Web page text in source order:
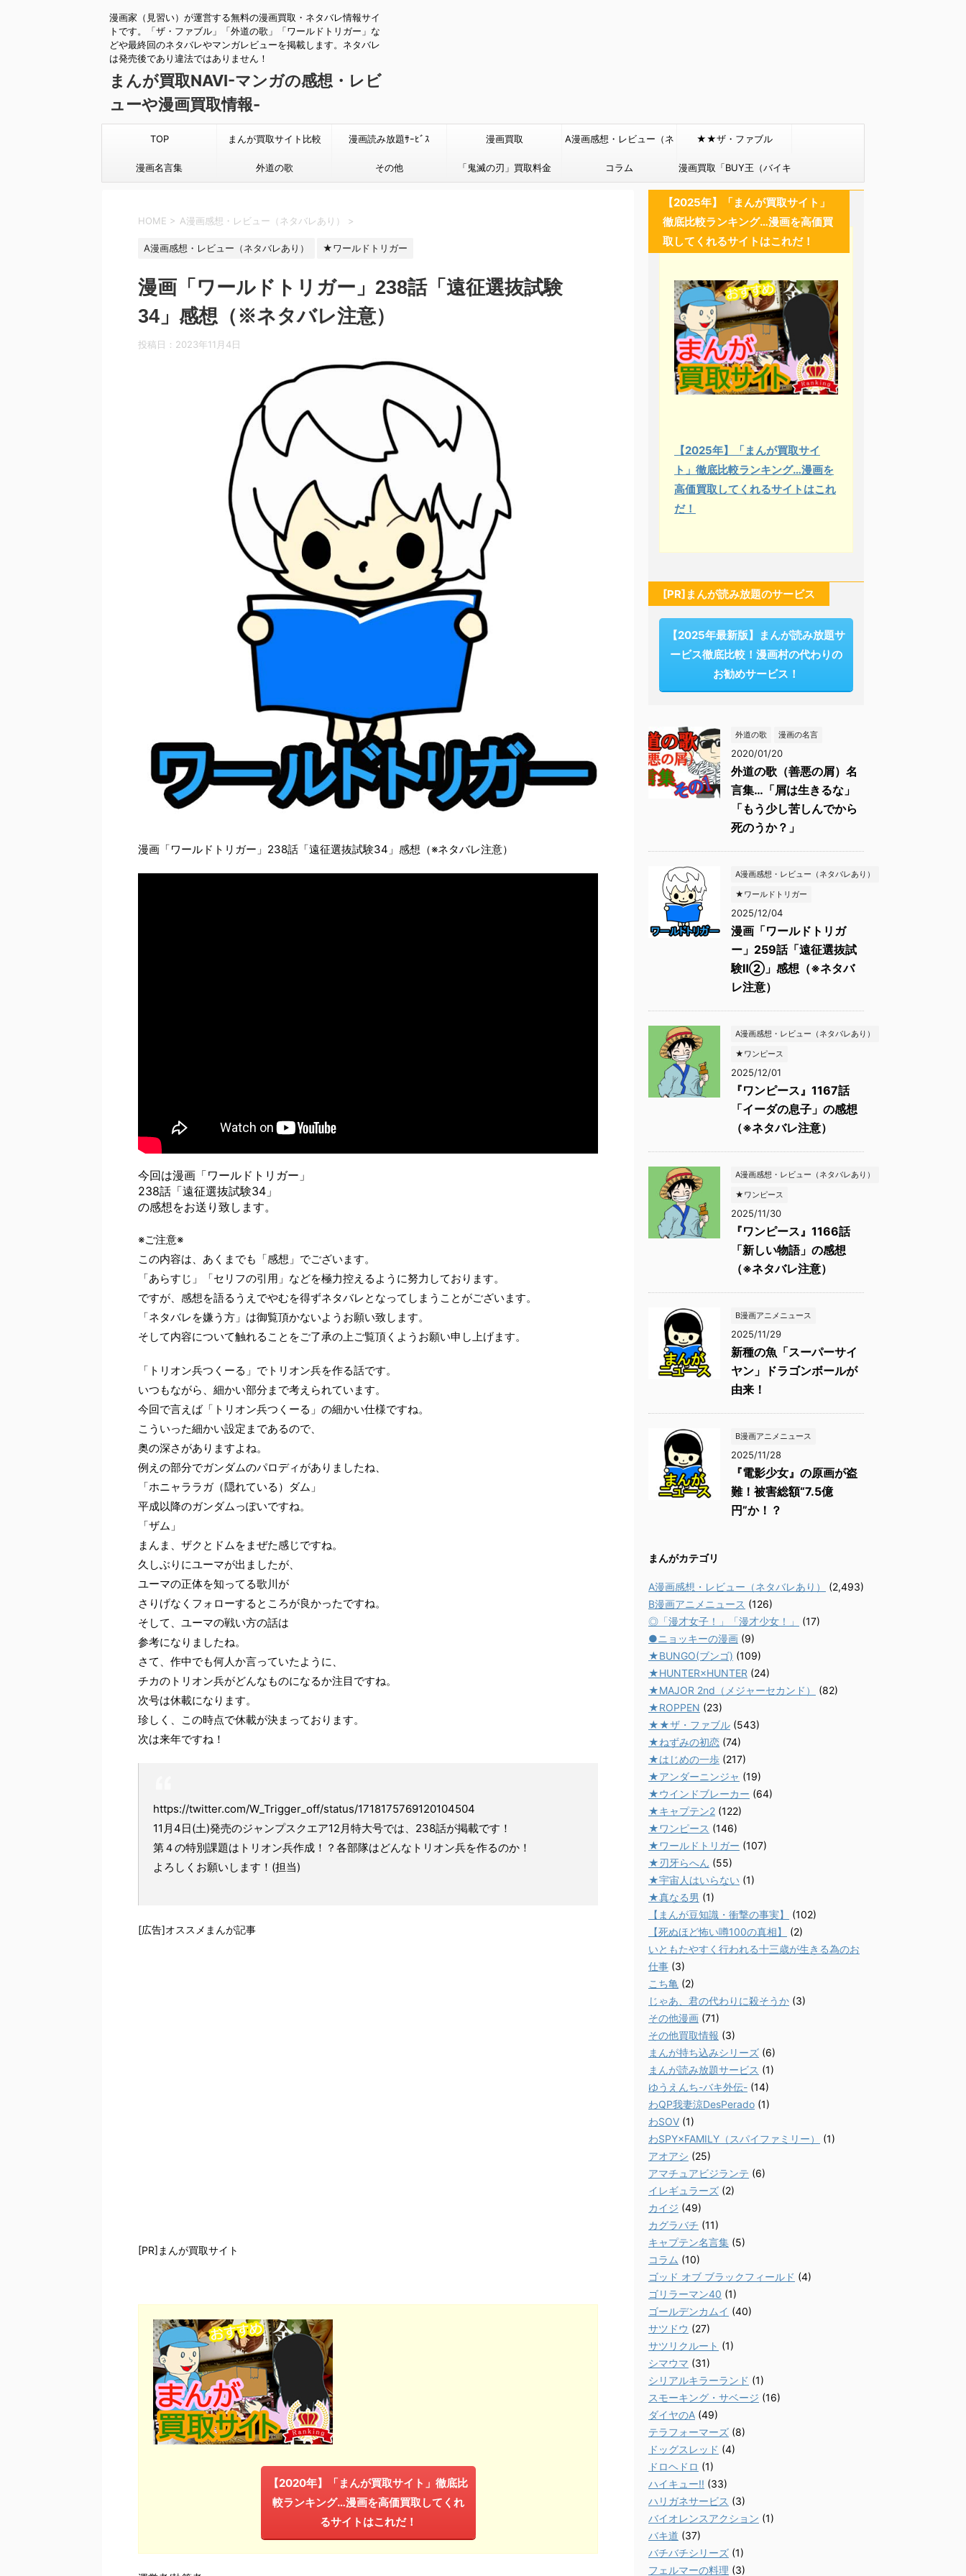
漫画家（見習い）が運営する無料の漫画買取・ネタバレ情報サイ
トです。「ザ・ファブル」「外道の歌」「ワールドトリガー」な
どや最終回のネタバレやマンガレビューを掲載します。ネタバレ
は発売後であり違法ではありません！
まんが買取NAVI-マンガの感想・レビ
ューや漫画買取情報-
TOP まんが買取サイト比較 漫画読み放題ｻｰﾋﾞｽ 漫画買取 A漫画感想・レビュー（ネ
タバレあり）
★★ザ・ファブル
漫画名言集 外道の歌 その他 「鬼滅の刃」買取料金 コラム 漫画買取「BUY王（バイキ
ング）」
HOME > A漫画感想・レビュー（ネタバレあり） >
A漫画感想・レビュー（ネタバレあり） ★ワールドトリガー
漫画「ワールドトリガー」238話「遠征選抜試験
34」感想（※ネタバレ注意）
投稿日： 2023年11月4日
漫画「ワールドトリガー」238話「遠征選抜試験34」感想（※ネタバレ注意）
今回は漫画「ワールドトリガー」
238話「遠征選抜試験34」
の感想をお送り致します。
※ご注意※
この内容は、あくまでも「感想」でございます。
「あらすじ」「セリフの引用」などを極力控えるように努力しております。
ですが、感想を語るうえでやむを得ずネタバレとなってしまうことがございます。
「ネタバレを嫌う方」は御覧頂かないようお願い致します。
そして内容について触れることをご了承の上ご覧頂くようお願い申し上げます。
「トリオン兵つくーる」でトリオン兵を作る話です。
いつもながら、細かい部分まで考えられています。
今回で言えば「トリオン兵つくーる」の細かい仕様ですね。
こういった細かい設定まであるので、
奥の深さがありますよね。
例えの部分でガンダムのパロディがありましたね、
「ホニャララガ（隠れている）ダム」
平成以降のガンダムっぽいですね。
「ザム」
まんま、ザクとドムをまぜた感じですね。
久しぶりにユーマが出ましたが、
ユーマの正体を知ってる歌川が
さりげなくフォローするところが良かったですね。
そして、ユーマの戦い方の話は
参考になりましたね。
さて、作中でも何人か言っていたように、
チカのトリオン兵がどんなものになるか注目ですね。
次号は休載になります。
珍しく、この時点で休載が決まっております。
次は来年ですね！
https://twitter.com/W_Trigger_off/status/1718175769120104504
11月4日(土)発売のジャンプスクエア12月特大号では、238話が掲載です！
第４の特別課題はトリオン兵作成！？各部隊はどんなトリオン兵を作るのか！
よろしくお願いします！(担当)
[広告]オススメまんが記事
[PR]まんが買取サイト
【2020年】「まんが買取サイト」徹底比
較ランキング…漫画を高価買取してくれ
るサイトはこれだ！
【2025年】「まんが買取サイト」
徹底比較ランキング…漫画を高価買
取してくれるサイトはこれだ！
【2025年】「まんが買取サイ
ト」徹底比較ランキング…漫画を
高価買取してくれるサイトはこれ
だ！
[PR]まんが読み放題のサービス
【2025年最新版】まんが読み放題サ
ービス徹底比較！漫画村の代わりの
お勧めサービス！
外道の歌 漫画の名言
2020/01/20
外道の歌（善悪の屑）名
言集…「屑は生きるな」
「もう少し苦しんでから
死のうか？」
A漫画感想・レビュー（ネタバレあり）
★ワールドトリガー
2025/12/04
漫画「ワールドトリガ
ー」259話「遠征選抜試
験Ⅱ②」感想（※ネタバ
レ注意）
A漫画感想・レビュー（ネタバレあり）
★ワンピース
2025/12/01
『ワンピース』1167話
「イーダの息子」の感想
（※ネタバレ注意）
A漫画感想・レビュー（ネタバレあり）
★ワンピース
2025/11/30
『ワンピース』1166話
「新しい物語」の感想
（※ネタバレ注意）
B漫画アニメニュース
2025/11/29
新種の魚「スーパーサイ
ヤン」ドラゴンボールが
由来！
B漫画アニメニュース
2025/11/28
『電影少女』の原画が盗
難！被害総額“7.5億
円”か！？
まんがカテゴリ
A漫画感想・レビュー（ネタバレあり）
(2,493)
B漫画アニメニュース (126)
◎「漫才女子！」「漫才少女！」
(17)
●ニョッキーの漫画 (9)
★BUNGO(ブンゴ) (109)
★HUNTER×HUNTER (24)
★MAJOR 2nd（メジャーセカンド）
(82)
★ROPPEN (23)
★★ザ・ファブル (543)
★ねずみの初恋 (74)
★はじめの一歩 (217)
★アンダーニンジャ (19)
★ウインドブレーカー (64)
★キャプテン2 (122)
★ワンピース (146)
★ワールドトリガー (107)
★刃牙らへん (55)
★宇宙人はいらない (1)
★真なる男 (1)
【まんが豆知識・衝撃の事実】
(102)
【死ぬほど怖い噂100の真相】
(2)
いともたやすく行われる十三歳が生きる為のお
仕事 (3)
こち亀 (2)
じゃあ、君の代わりに殺そうか (3)
その他漫画 (71)
その他買取情報 (3)
まんが持ち込みシリーズ (6)
まんが読み放題サービス (1)
ゆうえんち-バキ外伝- (14)
わQP我妻涼DesPerado (1)
わSOV (1)
わSPY×FAMILY（スパイファミリー）
(1)
アオアシ (25)
アマチュアビジランテ (6)
イレギュラーズ (2)
カイジ (49)
カグラバチ (11)
キャプテン名言集 (5)
コラム (10)
ゴッド オブ ブラックフィールド (4)
ゴリラーマン40 (1)
ゴールデンカムイ (40)
サツドウ (27)
サツリクルート (1)
シマウマ (31)
シリアルキラーランド (1)
スモーキング・サベージ (16)
ダイヤのA (49)
テラフォーマーズ (8)
ドッグスレッド (4)
ドロヘドロ (1)
ハイキュー!! (33)
ハリガネサービス (3)
バイオレンスアクション (1)
バキ道 (37)
バチバチシリーズ (1)
フェルマーの料理 (3)